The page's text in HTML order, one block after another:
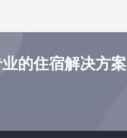
的住宿解决方案